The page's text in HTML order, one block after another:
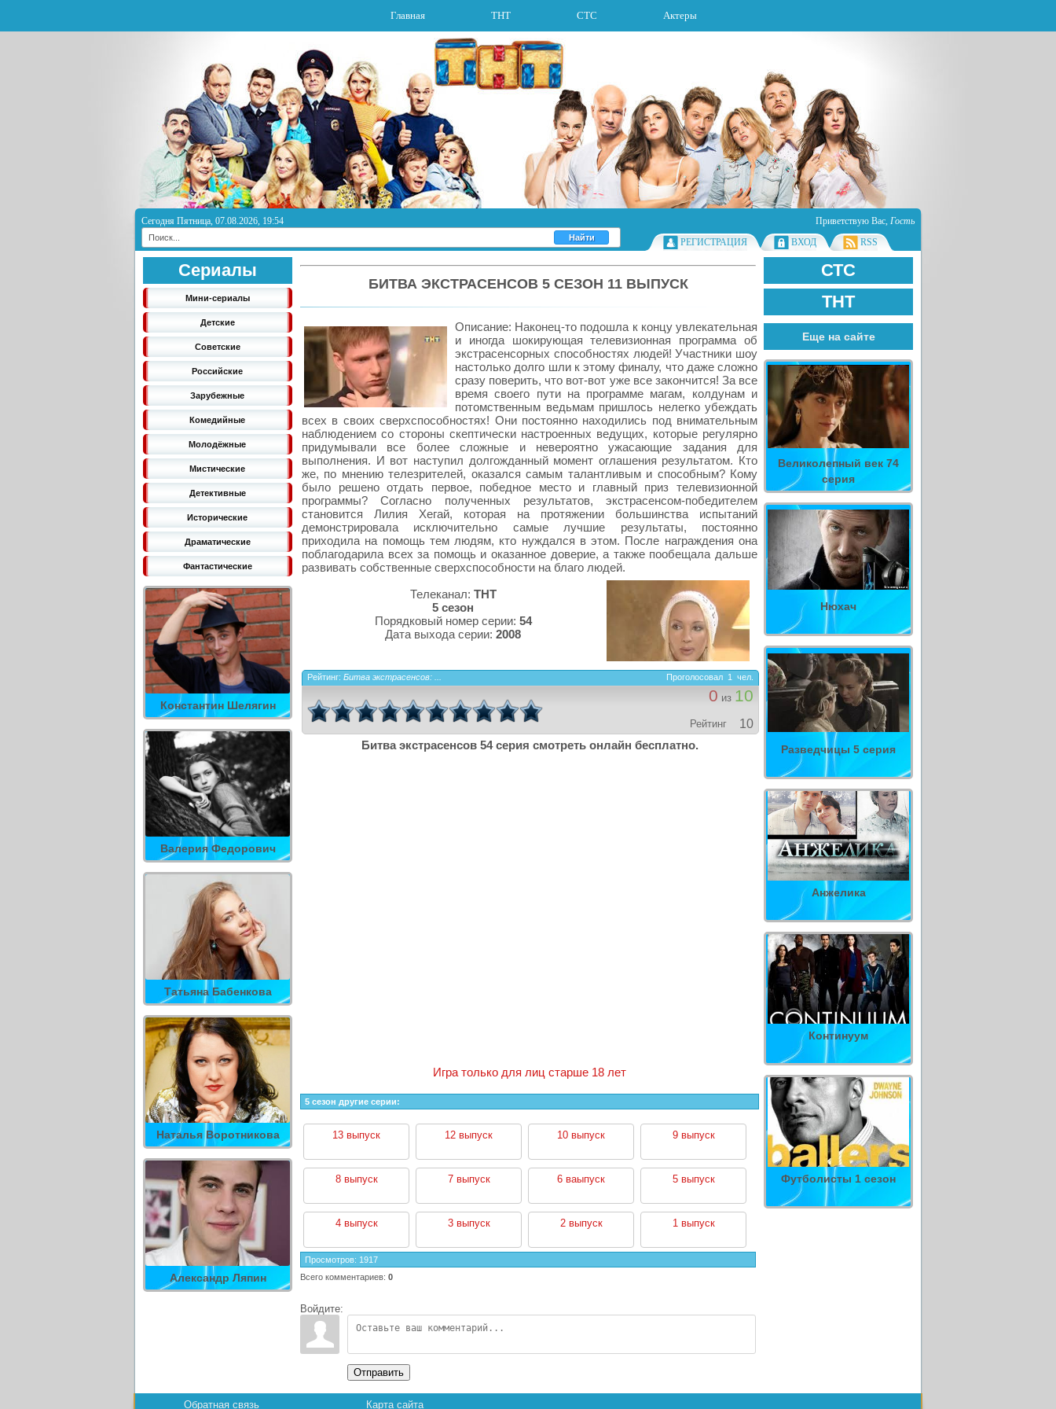
Главная ТНТ СТС Актеры
Сегодня Пятница, 07.08.2026, 19:54 Приветствую Вас, Гость
РЕГИСТРАЦИЯ
ВХОД RSS
Сериалы
Мини-сериалы
Детские
Советские
Российские
Зарубежные
Комедийные
Молодёжные
Мистические
Детективные
Исторические
Драматические
Фантастические
Константин Шелягин
Валерия Федорович
Татьяна Бабенкова
Наталья Воротникова
Александр Ляпин
СТС
ТНТ
Еще на сайте
Великолепный век 74
серия
Нюхач
Разведчицы 5 серия
Анжелика
Континуум
Футболисты 1 сезон
БИТВА ЭКСТРАСЕНСОВ 5 СЕЗОН 11 ВЫПУСК
Описание: Наконец-то подошла к концу увлекательная
и иногда шокирующая телевизионная программа об
экстрасенсорных способностях людей! Участники шоу
настолько долго шли к этому финалу, что даже сложно
сразу поверить, что вот-вот уже все закончится! За все
время своего пути на программе магам, колдунам и
потомственным ведьмам пришлось нелегко убеждать
всех в своих сверхспособностях! Они постоянно находились под внимательным
наблюдением со стороны скептически настроенных ведущих, которые регулярно
придумывали все более сложные и невероятно ужасающие задания для
выполнения. И вот наступил долгожданный момент оглашения результатом. Кто
же, по мнению телезрителей, оказался самым талантливым и способным? Кому
было решено отдать первое, победное место и главный приз телевизионной
программы? Согласно полученных результатов, экстрасенсом-победителем
становится Лилия Хегай, которая на протяжении большинства испытаний
демонстрировала исключительно самые лучшие результаты, постоянно
приходила на помощь тем людям, кто нуждался в этом. После награждения она
поблагодарила всех за помощь и оказанное доверие, а также пообещала дальше
развивать собственные сверхспособности на благо людей.
Телеканал: ТНТ
5 сезон
Порядковый номер серии: 54
Дата выхода серии: 2008
Рейтинг: Битва экстрасенсов: ... Проголосовал 1 чел.
0 из 10
Рейтинг
10
Битва экстрасенсов 54 серия смотреть онлайн бесплатно.
Игра только для лиц старше 18 лет
5 сезон другие серии:
13 выпуск 12 выпуск 10 выпуск 9 выпуск
8 выпуск 7 выпуск 6 ваыпуск 5 выпуск
4 выпуск 3 выпуск 2 выпуск 1 выпуск
Просмотров: 1917
Всего комментариев: 0
Войдите:
Отправить
Обратная связь Карта сайта